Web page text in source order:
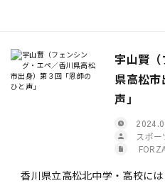
宇山賢（
県高松市
声」
スポ
香川県立高松北中学・高校に